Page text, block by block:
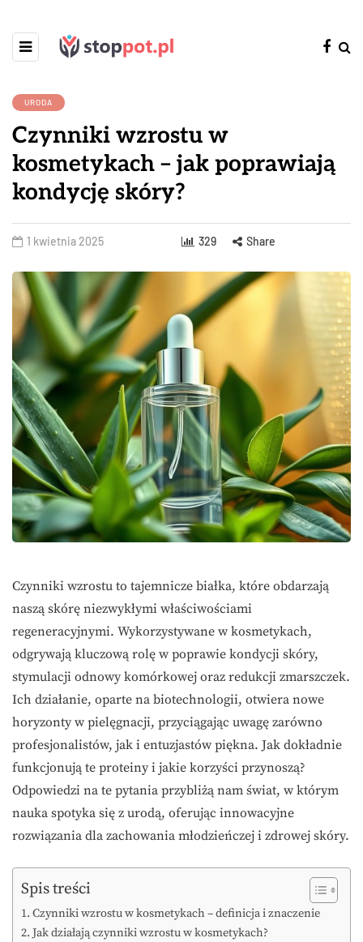
URODA
Czynniki wzrostu w
kosmetykach – jak poprawiają
kondycję skóry?
1 kwietnia 2025 329 Share
Czynniki wzrostu to tajemnicze białka, które obdarzają
naszą skórę niezwykłymi właściwościami
regeneracyjnymi. Wykorzystywane w kosmetykach,
odgrywają kluczową rolę w poprawie kondycji skóry,
stymulacji odnowy komórkowej oraz redukcji zmarszczek.
Ich działanie, oparte na biotechnologii, otwiera nowe
horyzonty w pielęgnacji, przyciągając uwagę zarówno
profesjonalistów, jak i entuzjastów piękna. Jak dokładnie
funkcjonują te proteiny i jakie korzyści przynoszą?
Odpowiedzi na te pytania przybliżą nam świat, w którym
nauka spotyka się z urodą, oferując innowacyjne
rozwiązania dla zachowania młodzieńczej i zdrowej skóry.
Spis treści
Czynniki wzrostu w kosmetykach – definicja i znaczenie
Jak działają czynniki wzrostu w kosmetykach?